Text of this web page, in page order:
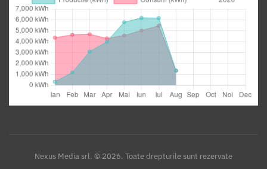
Nexus Media srl. © 2026. Toate drepturile sunt rezervate